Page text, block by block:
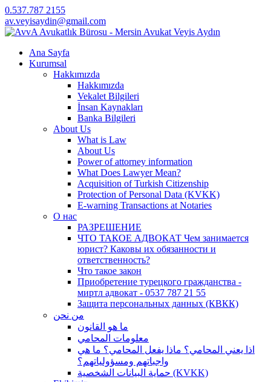
0.537.787 2155
av.veyisaydin@gmail.com
Ana Sayfa
Kurumsal
Hakkımızda
Hakkımızda
Vekalet Bilgileri
İnsan Kaynakları
Banka Bilgileri
About Us
What is Law
About Us
Power of attorney information
What Does Lawyer Mean?
Acquisition of Turkish Citizenship
Protection of Personal Data (KVKK)
E-warning Transactions at Notaries
О нас
РАЗРЕШЕНИЕ
ЧТО ТАКОЕ АДВОКАТ Чем занимается
юрист? Каковы их обязанности и
ответственность?
Что такое закон
Приобретение турецкого гражданства -
миртл адвокат - 0537 787 21 55
Защита персональных данных (КВКК)
من نحن
ما هو القانون
معلومات المحامي
اذا يعني المحامي؟ ماذا يفعل المحامي؟ ما هي
واجباتهم ومسؤولياتهم؟
حماية البيانات الشخصية (KVKK)